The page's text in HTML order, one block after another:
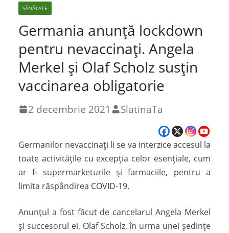
SĂNĂTATE
Germania anunță lockdown
pentru nevaccinați. Angela
Merkel și Olaf Scholz susțin
vaccinarea obligatorie
2 decembrie 2021 SlatinaTa
Germanilor nevaccinați li se va interzice accesul la
toate activitățile cu excepția celor esențiale, cum
ar fi supermarketurile și farmaciile, pentru a
limita răspândirea COVID-19.
Anunțul a fost făcut de cancelarul Angela Merkel
și succesorul ei, Olaf Scholz, în urma unei ședințe